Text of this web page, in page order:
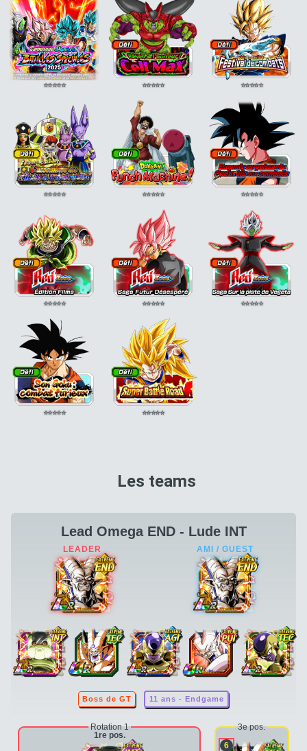
⭐⭐⭐⭐⭐ ⭐⭐⭐⭐⭐ ⭐⭐⭐⭐⭐
⭐⭐⭐⭐⭐ ⭐⭐⭐⭐⭐ ⭐⭐⭐⭐⭐
⭐⭐⭐⭐⭐ ⭐⭐⭐⭐⭐ ⭐⭐⭐⭐⭐
⭐⭐⭐⭐⭐ ⭐⭐⭐⭐⭐
Les teams
Lead Omega END - Lude INT
Boss de GT 11 ans - Endgame
Rotation 1
1re pos.
3e pos.
6